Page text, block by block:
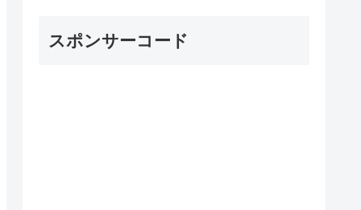
スポンサーコード